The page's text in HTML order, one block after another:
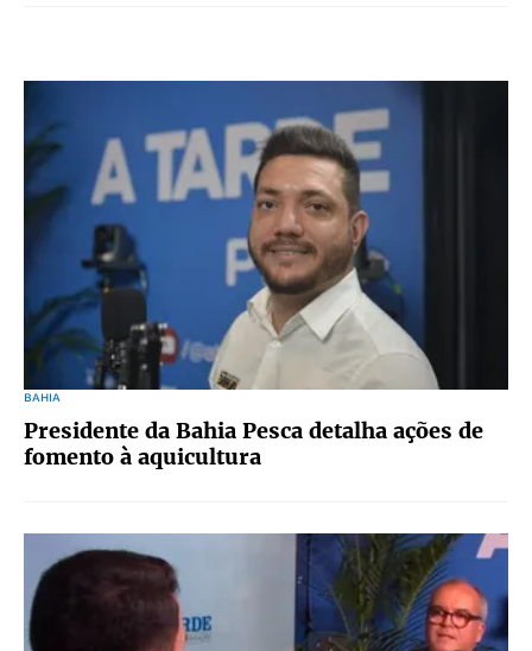
BAHIA
Presidente da Bahia Pesca detalha ações de
fomento à aquicultura